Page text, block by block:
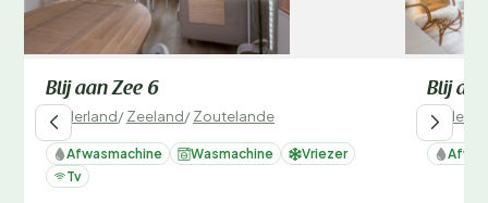
Blij aan Zee 6
Nederland/Zeeland/Zoutelande
Afwasmachine Wasmachine
Vriezer
Tv
Blij